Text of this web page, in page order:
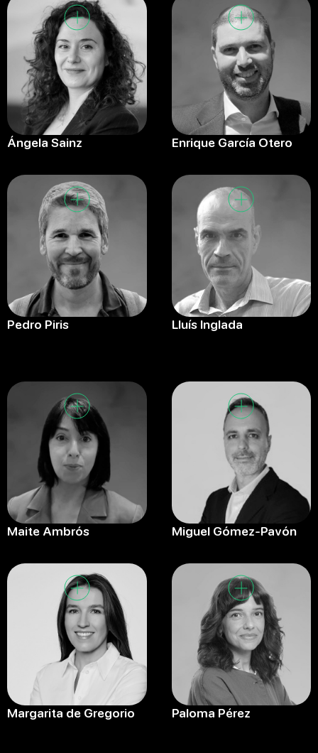
Ángela Sainz Enrique García Otero
Pedro Piris Lluís Inglada
Maite Ambrós Miguel Gómez-Pavón
Margarita de Gregorio Paloma Pérez